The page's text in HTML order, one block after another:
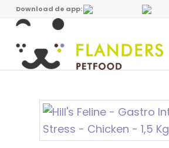
Download de app: